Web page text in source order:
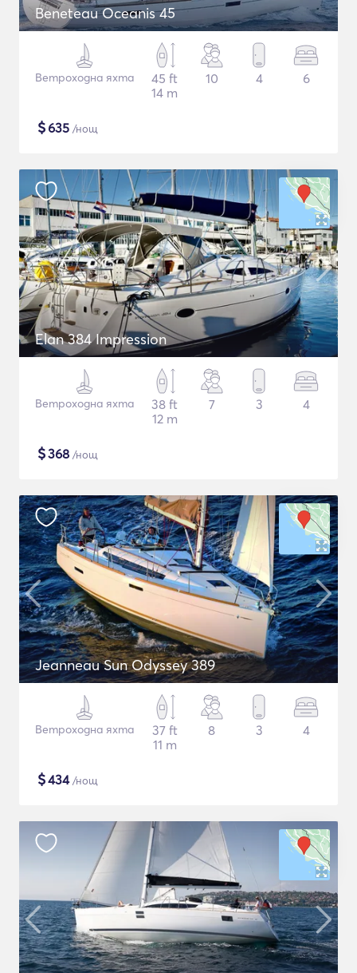
Beneteau Oceanis 45
Ветроходна яхта
45 ft
14 m
10 4 6
$635 /нощ
Elan 384 Impression
Ветроходна яхта
38 ft
12 m
7 3 4
$368 /нощ
Jeanneau Sun Odyssey 389
Ветроходна яхта
37 ft
11 m
8 3 4
$434/нощ